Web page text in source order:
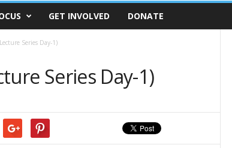
GET INVOLVED DONATE
Series Day-1)
Series Day-1)